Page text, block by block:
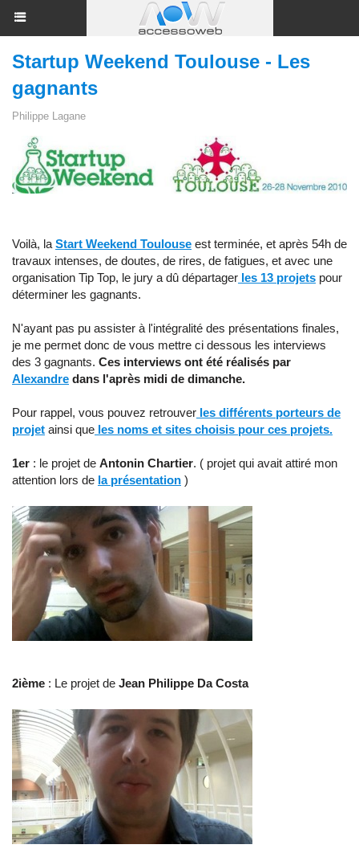
Startup Weekend Toulouse - Les
gagnants
Philippe Lagane
Voilà, la Start Weekend Toulouse est terminée, et après 54h de
travaux intenses, de doutes, de rires, de fatigues, et avec une
organisation Tip Top, le jury a dû départager les 13 projets pour
déterminer les gagnants.
N'ayant pas pu assister à l'intégralité des présentations finales,
je me permet donc de vous mettre ci dessous les interviews
des 3 gagnants. Ces interviews ont été réalisés par
Alexandre dans l'après midi de dimanche.
Pour rappel, vous pouvez retrouver les différents porteurs de
projet ainsi que les noms et sites choisis pour ces projets.
1er : le projet de Antonin Chartier. ( projet qui avait attiré mon
attention lors de la présentation )
2ième : Le projet de Jean Philippe Da Costa